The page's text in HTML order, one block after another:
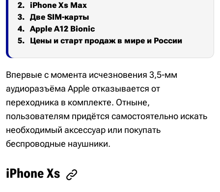
iPhone Xs Max
Две SIM-карты
Apple A12 Bionic
Цены и старт продаж в мире и России
Впервые с момента исчезновения 3,5-мм
аудиоразъёма Apple отказывается от
переходника в комплекте. Отныне,
пользователям придётся самостоятельно искать
необходимый аксессуар или покупать
беспроводные наушники.
iPhone Xs